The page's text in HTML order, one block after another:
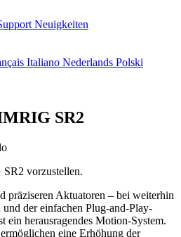
Neuigkeiten
Italiano Nederlands Polski
SR2
vorzustellen.
präziseren Aktuatoren – bei weiterhin
der einfachen Plug-and-Play-
herausragendes Motion-System.
eine Erhöhung der